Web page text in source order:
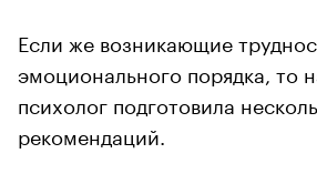
Если же возникающие
эмоционального порядка, то
психолог подготовила
рекомендаций.